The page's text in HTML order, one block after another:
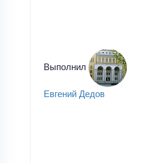
Выполнил
Евгений Дедов